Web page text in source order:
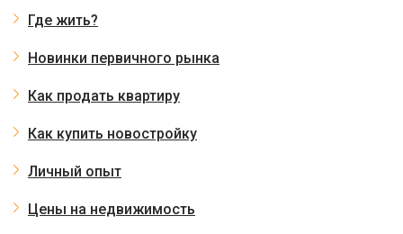
Где жить?
Новинки первичного рынка
Как продать квартиру
Как купить новостройку
Личный опыт
Цены на недвижимость